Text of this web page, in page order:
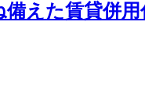
えた賃貸併用